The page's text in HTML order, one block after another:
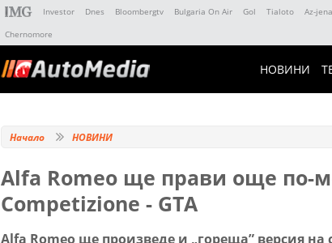
Investor Dnes Bloombergtv Bulgaria On Air Gol Tialoto Az-
Chernomore
НОВИНИ
Начало НОВИНИ
Alfa Romeo ще прави още по-
Cоmpetizione - GTA
Alfa Romeo ще произведе и „гореща” версия на